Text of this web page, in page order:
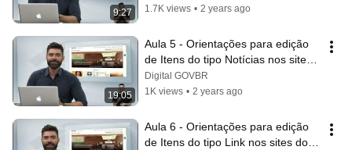
9:27
1.7K views • 2 years ago
19:05
Aula 5 - Orientações para edição
de Itens do tipo Notícias nos sites
do GOV.BR
Digital GOVBR
1K views • 2 years ago
Aula 6 - Orientações para edição
de Itens do tipo Link nos sites do